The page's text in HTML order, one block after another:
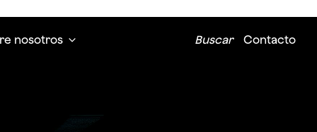
nosotros Buscar Contacto